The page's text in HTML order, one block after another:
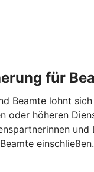
für
Beamte lohnt
höheren
einschließen.